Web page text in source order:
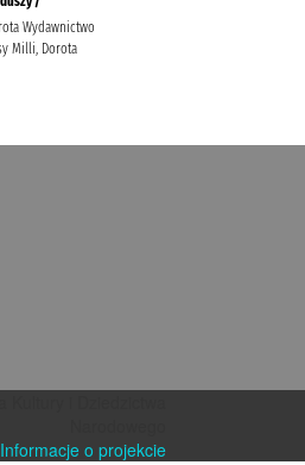
Informacje o projekcie